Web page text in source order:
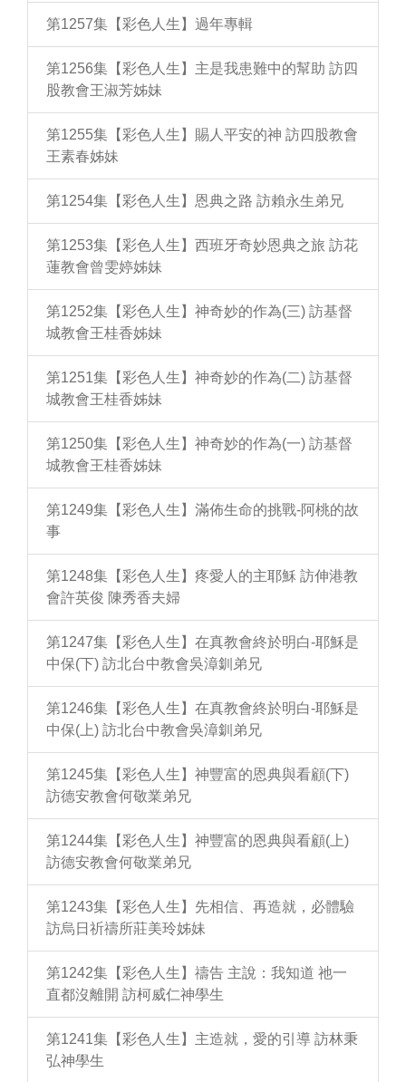
第1257集【彩色人生】過年專輯
第1256集【彩色人生】主是我患難中的幫助 訪四
股教會王淑芳姊妹
第1255集【彩色人生】賜人平安的神 訪四股教會
王素春姊妹
第1254集【彩色人生】恩典之路 訪賴永生弟兄
第1253集【彩色人生】西班牙奇妙恩典之旅 訪花
蓮教會曾雯婷姊妹
第1252集【彩色人生】神奇妙的作為(三) 訪基督
城教會王桂香姊妹
第1251集【彩色人生】神奇妙的作為(二) 訪基督
城教會王桂香姊妹
第1250集【彩色人生】神奇妙的作為(一) 訪基督
城教會王桂香姊妹
第1249集【彩色人生】滿佈生命的挑戰-阿桃的故
事
第1248集【彩色人生】疼愛人的主耶穌 訪伸港教
會許英俊 陳秀香夫婦
第1247集【彩色人生】在真教會終於明白-耶穌是
中保(下) 訪北台中教會吳漳釧弟兄
第1246集【彩色人生】在真教會終於明白-耶穌是
中保(上) 訪北台中教會吳漳釧弟兄
第1245集【彩色人生】神豐富的恩典與看顧(下)
訪德安教會何敬業弟兄
第1244集【彩色人生】神豐富的恩典與看顧(上)
訪德安教會何敬業弟兄
第1243集【彩色人生】先相信、再造就，必體驗
訪烏日祈禱所莊美玲姊妹
第1242集【彩色人生】禱告 主說：我知道 祂一
直都沒離開 訪柯威仁神學生
第1241集【彩色人生】主造就，愛的引導 訪林秉
弘神學生